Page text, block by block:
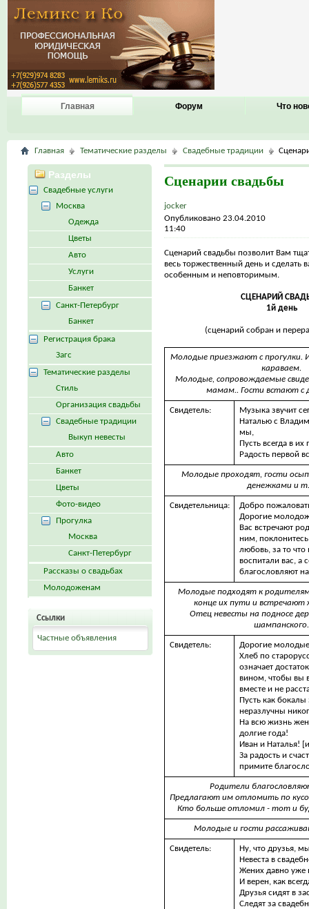
Главная Форум Что
Главная Тематические разделы Свадебные традиции
Сценарии свадьбы
jocker
Опубликовано 23.04.2010
11:40
Сценарий свадьбы позволит Вам
весь торжественный день и сделать
особенным и неповторимым.
СЦЕНАРИЙ
1й день
(сценарий собран и
Молодые приезжают с прогулки.
караваем.
Молодые, сопровождаемые
мамам.. Гости встают с
Свидетель:
Музыка звучит
Наталью с
мы,
Пусть всегда в их
Радость первой
Молодые проходят, гости
денежками и
Свидетельница:
Добро
Дорогие
Вас встречают
ним,
любовь, за то
воспитали вас, а
благословляют
Молодые подходят к
конце их пути и встречают
Отец невесты на подносе
шампанского.
Свидетель:
Дорогие
Хлеб по
означает
вином, чтобы вы
вместе и не
Пусть как бокалы
неразлучны
На всю жизнь
долгие года!
Иван и Наталья!
За радость и
примите
Родители
Предлагают им отломить по
Кто больше отломил - тот и
Молодые и гости
Свидетель:
Ну, что друзья,
Невеста в
Жених давно уже
И верен, как
Друзья сидят в
Следят за
Разделы
Свадебные услуги
Москва
Одежда
Цветы
Авто
Услуги
Банкет
Санкт-Петербург
Банкет
Регистрация брака
Загс
Тематические разделы
Стиль
Организация свадьбы
Свадебные традиции
Выкуп невесты
Авто
Банкет
Цветы
Фото-видео
Прогулка
Москва
Санкт-Петербург
Рассказы о свадьбах
Молодоженам
Ссылки
Частные объявления